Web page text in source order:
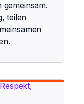
gemeinsam.
teilen